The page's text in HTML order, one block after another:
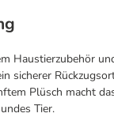
Haustierzubehör
sicherer
Plüsch macht
Tier.